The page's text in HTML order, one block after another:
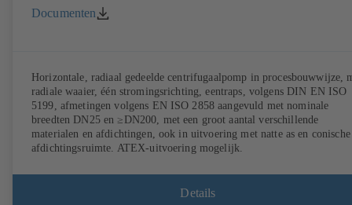
Documenten
Horizontale, radiaal gedeelde centrifugaalpomp in procesbouwwijze,
radiale waaier, één stromingsrichting, eentraps, volgens DIN EN ISO
5199, afmetingen volgens EN ISO 2858 aangevuld met nominale
breedten DN25 en ≥DN200, met een groot aantal verschillende
materialen en afdichtingen, ook in uitvoering met natte as en conische
afdichtingsruimte. ATEX-uitvoering mogelijk.
Details